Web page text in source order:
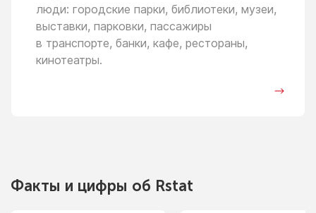
люди: городские парки, библиотеки, музеи,
выставки, парковки, пассажиры
в транспорте, банки, кафе, рестораны,
кинотеатры.
Факты и цифры об Rstat